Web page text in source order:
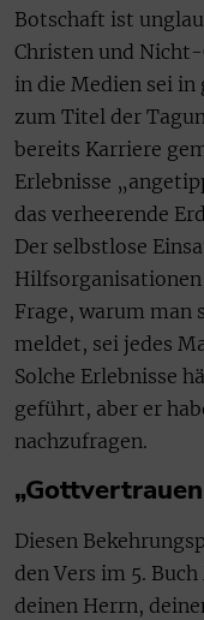
Botschaft ist
Christen und Nicht-
in die Medien sei in
zum Titel der
bereits Karriere
Erlebnisse
das verheerende
Der selbstlose
Frage, warum man
meldet, sei jedes
Solche Erlebnisse
geführt, aber er
nachzufragen.
Diesen
den Vers im 5.
deinen Herrn,